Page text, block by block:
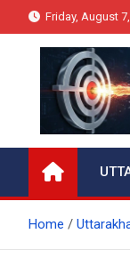
to
Friday, August
Home